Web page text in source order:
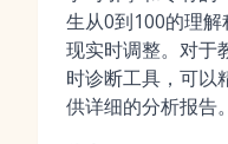
生从0到100的理
现实时调整。对于
时诊断工具，可以
供详细的分析报告。